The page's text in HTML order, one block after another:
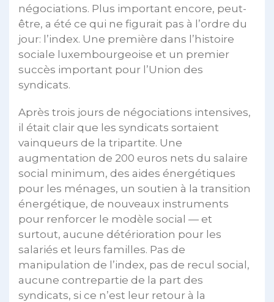
négociations. Plus important encore, peut-
être, a été ce qui ne figurait pas à l’ordre du
jour: l’index. Une première dans l’histoire
sociale luxembourgeoise et un premier
succès important pour l’Union des
syndicats.
Après trois jours de négociations intensives,
il était clair que les syndicats sortaient
vainqueurs de la tripartite. Une
augmentation de 200 euros nets du salaire
social minimum, des aides énergétiques
pour les ménages, un soutien à la transition
énergétique, de nouveaux instruments
pour renforcer le modèle social — et
surtout, aucune détérioration pour les
salariés et leurs familles. Pas de
manipulation de l’index, pas de recul social,
aucune contrepartie de la part des
syndicats, si ce n’est leur retour à la